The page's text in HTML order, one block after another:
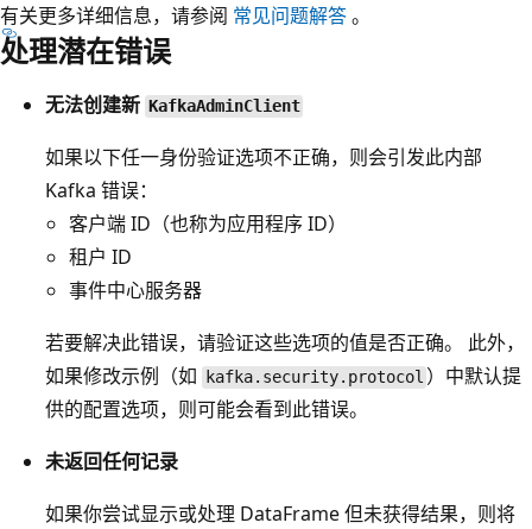
有关更多详细信息，请参阅 常见问题解答。
处理潜在错误
无法创建新 KafkaAdminClient
如果以下任一身份验证选项不正确，则会引发此内部
Kafka 错误：
客户端 ID（也称为应用程序 ID）
租户 ID
事件中心服务器
若要解决此错误，请验证这些选项的值是否正确。 此外，
如果修改示例（如
kafka.security.protocol ）中默认提
供的配置选项，则可能会看到此错误。
未返回任何记录
如果你尝试显示或处理 DataFrame 但未获得结果，则将